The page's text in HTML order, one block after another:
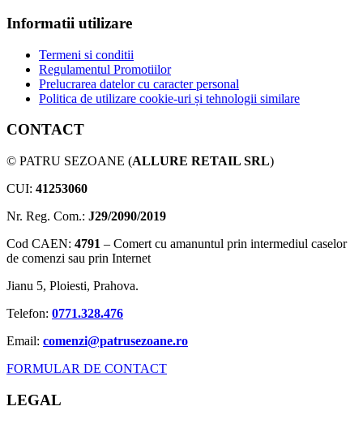
Informatii utilizare
Termeni si conditii
Regulamentul Promotiilor
Prelucrarea datelor cu caracter personal
Politica de utilizare cookie-uri și tehnologii similare
CONTACT
© PATRU SEZOANE (ALLURE RETAIL SRL)
CUI: 41253060
Nr. Reg. Com.: J29/2090/2019
Cod CAEN: 4791 – Comert cu amanuntul prin intermediul caselor
de comenzi sau prin Internet
Jianu 5, Ploiesti, Prahova.
Telefon: 0771.328.476
Email: comenzi@patrusezoane.ro
FORMULAR DE CONTACT
LEGAL